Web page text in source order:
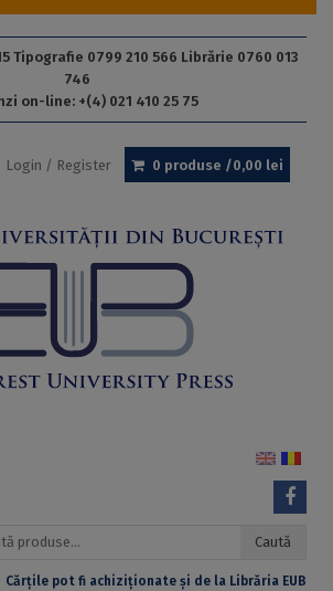
Tipografie 0799 210 566 Librărie 0760 013
746
on-line: +(4) 021 410 25 75
Login / Register 0 produse /0,00 lei
Caută
Cărțile pot fi achiziționate și de la Librăria EUB